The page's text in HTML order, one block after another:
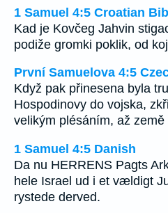
1 Samuel 4:5 Croatian
Kad je Kovčeg Jahvin
podiže gromki poklik, od
První Samuelova 4:5
Když pak přinesena byla
Hospodinovy do vojska,
velikým plésáním, až země
1 Samuel 4:5 Danish
Da nu HERRENS Pagts
hele Israel ud i et vældigt
rystede derved.